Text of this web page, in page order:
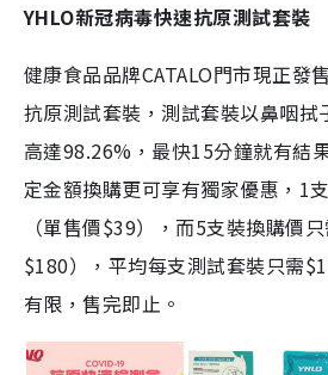
YHLO新冠病毒快速抗原測試套裝
健康食品品牌CATALO門市現正發
抗原測試套裝，測試套裝以鼻咽拭
高達98.26%，最快15分鐘就有結
定金額換購更可享有獨家優惠，1
（單售價$39），而5支裝換購價
$180），平均每支測試套裝只需
有限，售完即止。